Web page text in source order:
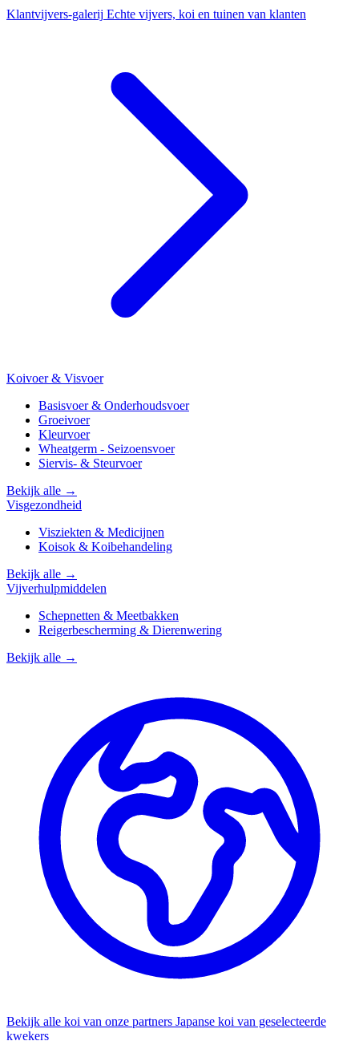
Klantvijvers-galerij Echte vijvers, koi en tuinen van klanten
Koivoer & Visvoer
Basisvoer & Onderhoudsvoer
Groeivoer
Kleurvoer
Wheatgerm - Seizoensvoer
Siervis- & Steurvoer
Bekijk alle →
Visgezondheid
Visziekten & Medicijnen
Koisok & Koibehandeling
Bekijk alle →
Vijverhulpmiddelen
Schepnetten & Meetbakken
Reigerbescherming & Dierenwering
Bekijk alle →
Bekijk alle koi van onze partners Japanse koi van geselecteerde
kwekers